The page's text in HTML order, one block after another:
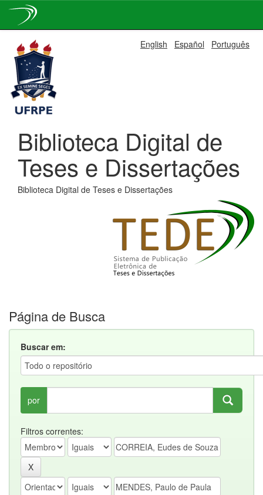
navigation
English Español Português
Biblioteca Digital de
Teses e Dissertações
Biblioteca Digital de Teses e Dissertações
Página de Busca
Buscar em:
por
Filtros correntes: